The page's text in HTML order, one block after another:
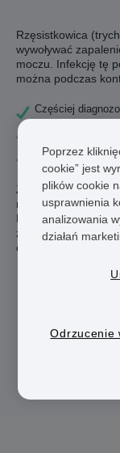
Rzęsistkowica
wywoływać
moczu. Infekcję tę
można podczas
Częściej
W pełni
Zapewniamy
recepty i wysyłkę
Brytanii lub jednym
zamówienia są
ciągu jednego dnia
Poprzez
cookie” jest
plików cookie
usprawnienia
analizowania
działań
Odrzucenie